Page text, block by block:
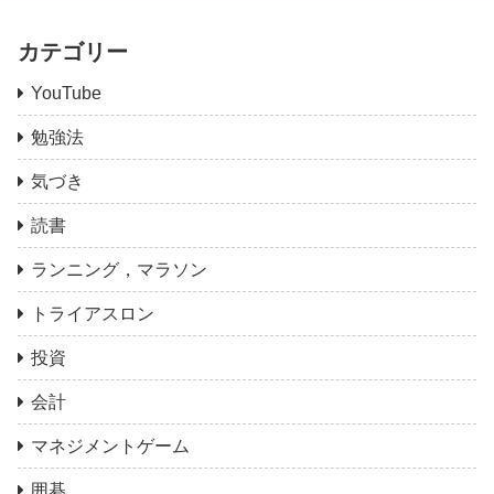
カテゴリー
YouTube
勉強法
気づき
読書
ランニング，マラソン
トライアスロン
投資
会計
マネジメントゲーム